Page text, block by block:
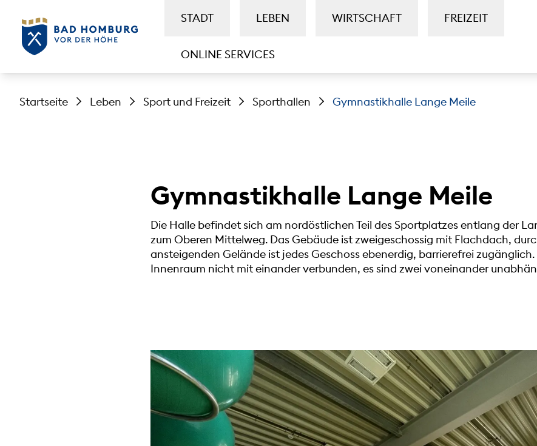
STADT LEBEN WIRTSCHAFT FREIZEIT
ONLINE SERVICES
Startseite Leben Sport und Freizeit Sporthallen Gymnastikhalle Lange Meile
Gymnastikhalle Lange Meile
Die Halle befindet sich am nordöstlichen Teil des Sportplatzes entlang der
zum Oberen Mittelweg. Das Gebäude ist zweigeschossig mit Flachdach,
ansteigenden Gelände ist jedes Geschoss ebenerdig, barrierefrei zugänglich.
Innenraum nicht mit einander verbunden, es sind zwei voneinander